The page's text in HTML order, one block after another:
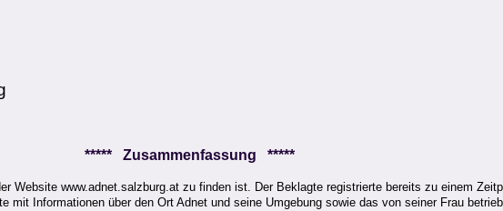
***** Zusammenfassung *****
Website www.adnet.salzburg.at zu finden ist. Der Beklagte registrierte bereits zu einem
mit Informationen über den Ort Adnet und seine Umgebung sowie das von seiner Frau